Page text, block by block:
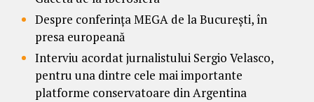
Despre conferința MEGA de la București, în
presa europeană
Interviu acordat jurnalistului Sergio Velasco,
pentru una dintre cele mai importante
platforme conservatoare din Argentina